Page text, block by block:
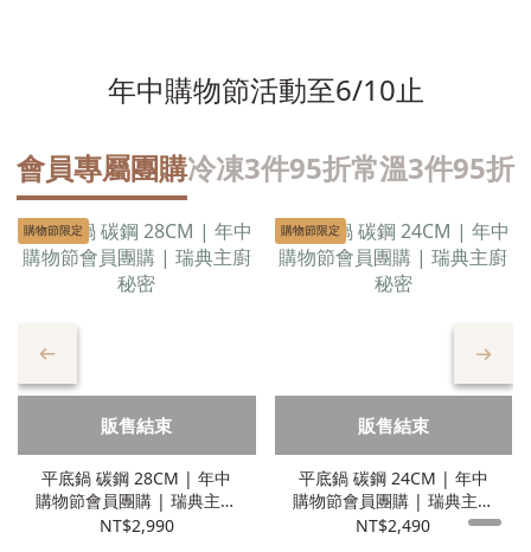
年中購物節活動至6/10止
會員專屬團購冷凍3件95折常溫3件95折
購物節限定
販售結束
平底鍋 碳鋼 28CM | 年中
購物節會員團購 | 瑞典主廚
秘密
NT$2,990
購物節限定
販售結束
平底鍋 碳鋼 24CM | 年中
購物節會員團購 | 瑞典主廚
秘密
NT$2,490